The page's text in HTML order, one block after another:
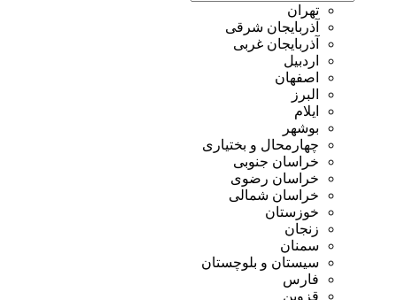
تهران
آذربایجان شرقی
آذربایجان غربی
اردبیل
اصفهان
البرز
ایلام
بوشهر
چهارمحال و بختیاری
خراسان جنوبی
خراسان رضوی
خراسان شمالی
خوزستان
زنجان
سمنان
سیستان و بلوچستان
فارس
قزوین